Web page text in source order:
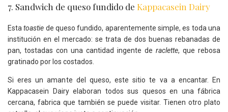
soi
Kannapon1860
//
7. Sandwich de queso fundido de Kappacasein Dairy
Estatoastie de queso fundido, aparentemente simple, es toda una
institución en el mercado: se trata de dos buenas rebanadas de
pan, tostadas con una cantidad ingente de raclette, que rebosa
gratinado por los costados.
Si eres un amante del queso, este sitio te va a encantar. En
Kappacasein Dairy elaboran todos sus quesos en una fábrica
cercana, fabrica que también se puede visitar. Tienen otro plato